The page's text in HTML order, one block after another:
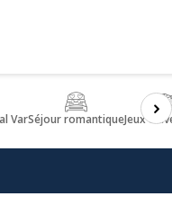
VarSéjour romantiqueJeux